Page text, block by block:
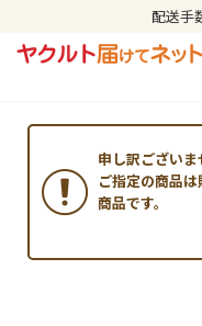
配送手
申し訳ございま
ご指定の商品
商品です。